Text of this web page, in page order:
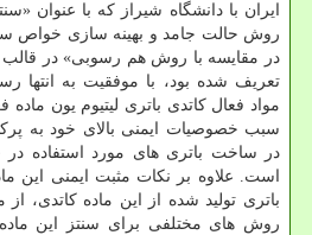
روش حالت جامد و بهینه سازی خواص
در مقایسه با روش هم رسوبی» در قالب
تعریف شده بود، با موفقیت به انتها
سبب خصوصیات ایمنی بالای خود به
در ساخت باتری های مورد استفاده
است. علاوه بر نکات مثبت ایمنی این
باتری تولید شده از این ماده کاتدی،
روش های مختلفی برای سنتز این